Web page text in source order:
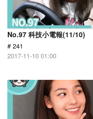
No.97 科技小電報(11/10)
# 241
2017-11-10 01:00